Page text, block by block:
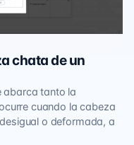
chata de un
abarca tanto la
cuando la cabeza
o deformada, a